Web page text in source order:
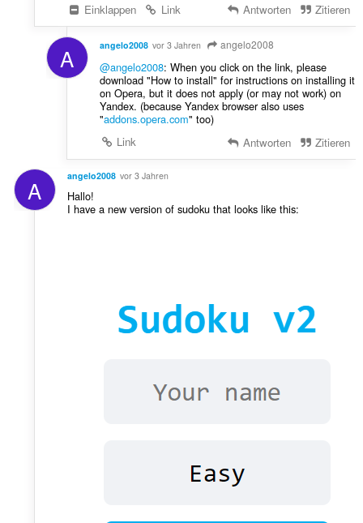
Einklappen
Link Antworten Zitieren
A angelo2008 vor 3 Jahren angelo2008
@angelo2008: When you click on the link, please
download "How to install" for instructions on installing it
on Opera, but it does not apply (or may not work) on
Yandex. (because Yandex browser also uses
"addons.opera.com" too)
Link
Antworten Zitieren
A angelo2008 vor 3 Jahren
Hallo!
I have a new version of sudoku that looks like this: